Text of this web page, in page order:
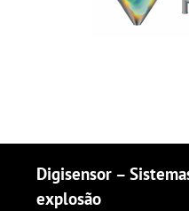
Digisensor –
explosão